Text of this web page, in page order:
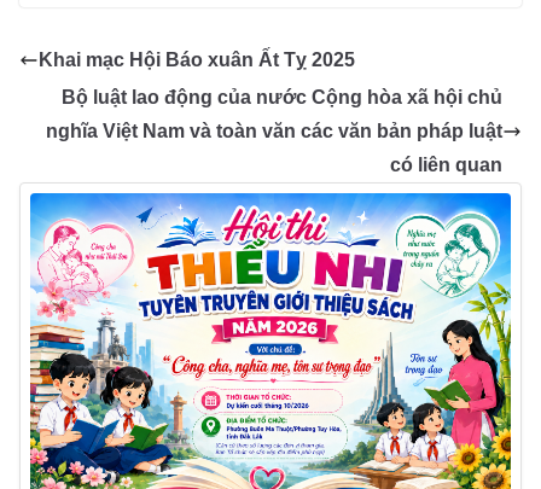
b
o
o
n
g
er
A
p
p
dI
n
m
Tr
a
n
sl
at
e
y
Li
n
Khai mạc Hội Báo xuân Ất Tỵ 2025
Bộ luật lao động của nước Cộng hòa xã hội chủ
nghĩa Việt Nam và toàn văn các văn bản pháp luật
có liên quan